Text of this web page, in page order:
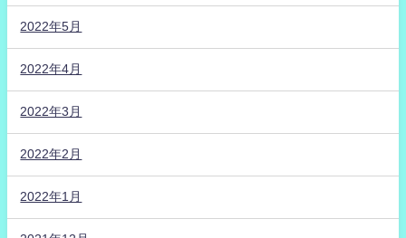
2022年5月
2022年4月
2022年3月
2022年2月
2022年1月